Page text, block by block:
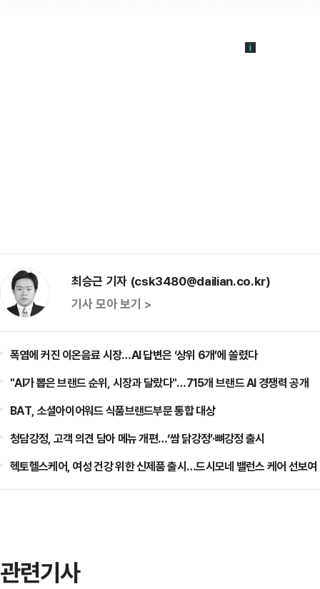
최승근 기자 (csk3480@dailian.co.kr)
기사 모아 보기 >
폭염에 커진 이온음료 시장…AI 답변은 ‘상위 6개’에 쏠렸다
"AI가 뽑은 브랜드 순위, 시장과 달랐다"…715개 브랜드 AI 경쟁력 공개
BAT, 소셜아이어워드 식품브랜드부문 통합 대상
청담강정, 고객 의견 담아 메뉴 개편…‘쌈 닭강정’·뼈강정 출시
헥토헬스케어, 여성 건강 위한 신제품 출시…드시모네 밸런스 케어 선보여
관련기사